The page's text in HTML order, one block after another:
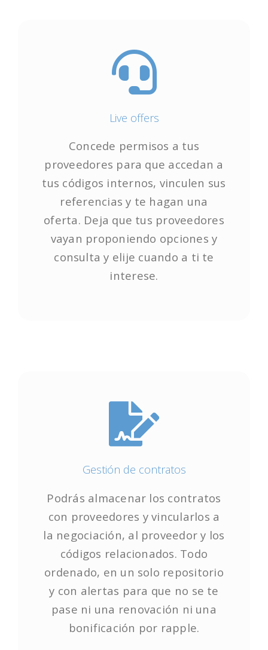
Live offers
Concede permisos a tus
proveedores para que accedan a
tus códigos internos, vinculen sus
referencias y te hagan una
oferta. Deja que tus proveedores
vayan proponiendo opciones y
consulta y elije cuando a ti te
interese.
Life Offers
Concede permisos a tus
proveedores para que accedan a
tus códigos internos, vinculen sus
referencias y te hagan una
oferta. Deja que tus proveedores
vayan proponiendo opciones y
consulta y elije cuando a ti te
interese.
Gestión de contratos
Podrás almacenar los contratos
con proveedores y vincularlos a
la negociación, al proveedor y los
códigos relacionados. Todo
ordenado, en un solo repositorio
y con alertas para que no se te
pase ni una renovación ni una
bonificación por rapple.
Gestión de contratos
Podrás almacenar los contratos
con proveedores y vincularlos a
la negociación, al proveedor y los
códigos relacionados. Todo
ordenado, en un solo repositorio
y con alertas para que no se te
pase ni una renovación ni una
bonificación por rapple.